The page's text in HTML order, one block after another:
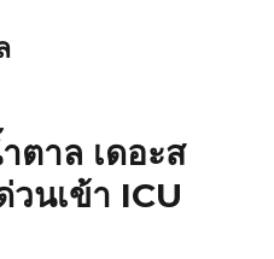
ตาล เดอะส
วนเข้า ICU